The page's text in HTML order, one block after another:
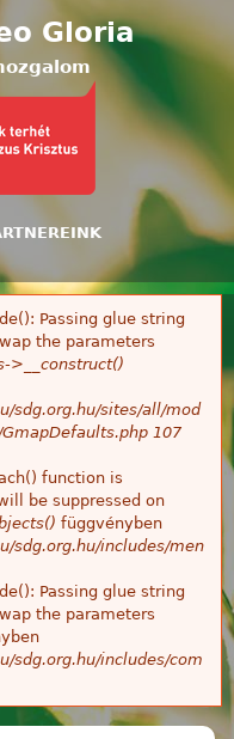
Gloria
Passing glue string
the parameters
>__construct()
sdg.org.hu/sites/all/mod
107
function is
be suppressed on
függvényben
sdg.org.hu/includes/men
Passing glue string
the parameters
sdg.org.hu/includes/com